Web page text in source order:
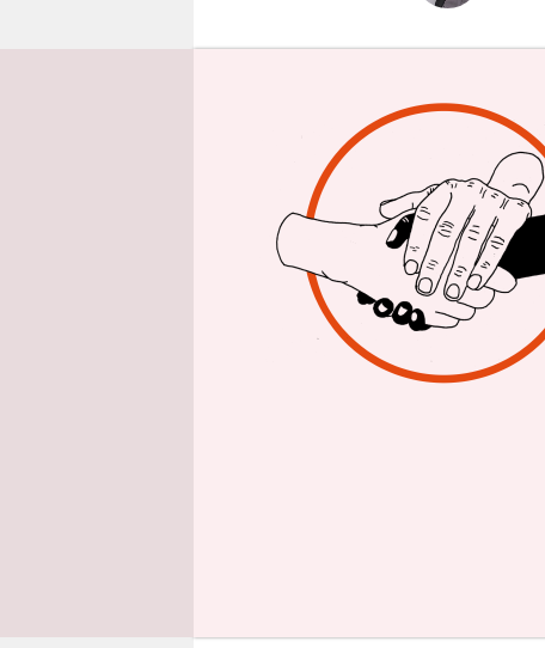
Auf
die
Eckpunkte
dessen
Am
Berichts
nen
Personal,
sei es